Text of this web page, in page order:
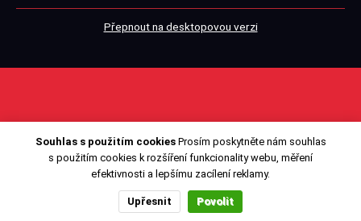
Přepnout na desktopovou verzi
Souhlas s použitím cookiesProsím poskytněte nám souhlas
s použitím cookies k rozšíření funkcionality webu, měření
efektivnosti a lepšímu zacílení reklamy.
Upřesnit Povolit